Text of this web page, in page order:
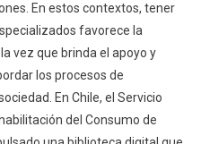
En estos contextos, tener
favorece la
vez que brinda el apoyo y
los procesos de
En Chile, el Servicio
del Consumo de